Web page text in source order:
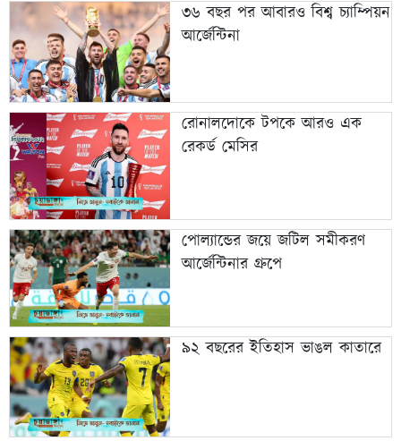
৩৬ বছর পর আবারও বিশ্ব চ্যাম্পিয়ন
আর্জেন্টিনা
রোনালদোকে টপকে আরও এক
রেকর্ড মেসির
পোল্যান্ডের জয়ে জটিল সমীকরণ
আর্জেন্টিনার গ্রুপে
৯২ বছরের ইতিহাস ভাঙল কাতারে